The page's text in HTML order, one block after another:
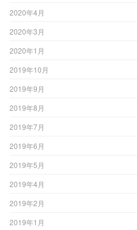
2020年4月
2020年3月
2020年1月
2019年10月
2019年9月
2019年8月
2019年7月
2019年6月
2019年5月
2019年4月
2019年2月
2019年1月